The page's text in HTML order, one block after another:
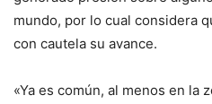
mundo, por lo cual considera
con cautela su avance.
«Ya es común, al menos en la